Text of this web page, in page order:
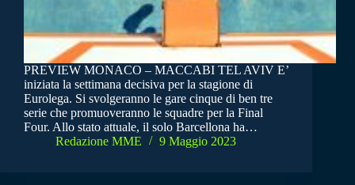
PREVIEW MONACO – MACCABI TEL AVIV E’
iniziata la settimana decisiva per la stagione di
Eurolega. Si svolgeranno le gare cinque di ben tre
serie che promuoveranno le squadre per la Final
Four. Allo stato attuale, il solo Barcellona ha…
Redazione MME
9 Maggio 2023